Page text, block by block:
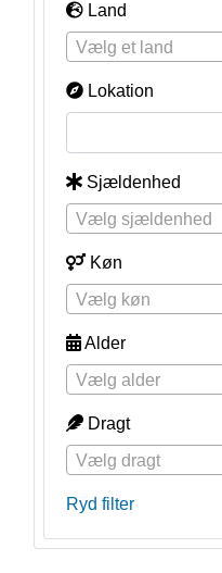
Land
Vælg et land
Lokation
Sjældenhed
Vælg sjældenhed
Køn
Vælg køn
Alder
Vælg alder
Dragt
Vælg dragt
Ryd filter